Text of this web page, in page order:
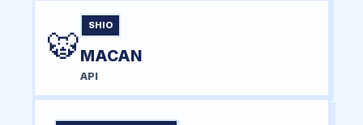
🐯
SHIO
MACAN
API